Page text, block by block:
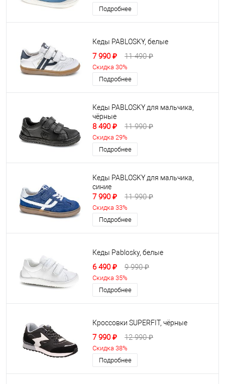
Подробнее
Кеды PABLOSKY, белые
7 990 ₽ 11 490 ₽
Скидка 30%
Подробнее
Кеды PABLOSKY для мальчика,
чёрные
8 490 ₽ 11 990 ₽
Скидка 29%
Подробнее
Кеды PABLOSKY для мальчика,
синие
7 990 ₽ 11 990 ₽
Скидка 33%
Подробнее
Кеды Pablosky, белые
6 490 ₽ 9 990 ₽
Скидка 35%
Подробнее
Кроссовки SUPERFIT, чёрные
7 990 ₽ 12 990 ₽
Скидка 38%
Подробнее